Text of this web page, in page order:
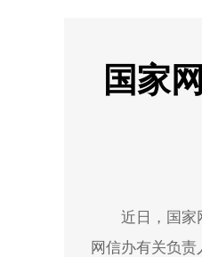
国家
近日，国家
网信办有关负